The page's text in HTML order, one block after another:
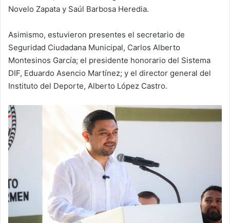
Novelo Zapata y Saúl Barbosa Heredia.
Asimismo, estuvieron presentes el secretario de
Seguridad Ciudadana Municipal, Carlos Alberto
Montesinos García; el presidente honorario del Sistema
DIF, Eduardo Asencio Martínez; y el director general del
Instituto del Deporte, Alberto López Castro.